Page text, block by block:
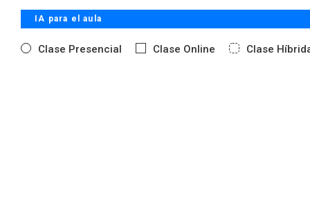
IA para el aula
Clase Presencial Clase Online Clase